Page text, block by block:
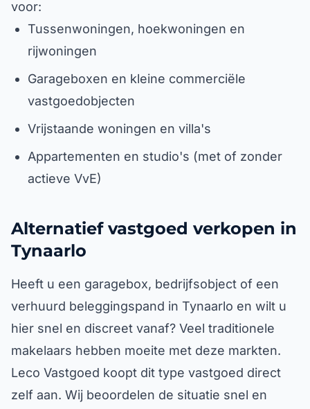
voor:
Tussenwoningen, hoekwoningen en
rijwoningen
Garageboxen en kleine commerciële
vastgoedobjecten
Vrijstaande woningen en villa's
Appartementen en studio's (met of zonder
actieve VvE)
Alternatief vastgoed verkopen in
Tynaarlo
Heeft u een garagebox, bedrijfsobject of een
verhuurd beleggingspand in Tynaarlo en wilt u
hier snel en discreet vanaf? Veel traditionele
makelaars hebben moeite met deze markten.
Leco Vastgoed koopt dit type vastgoed direct
zelf aan. Wij beoordelen de situatie snel en